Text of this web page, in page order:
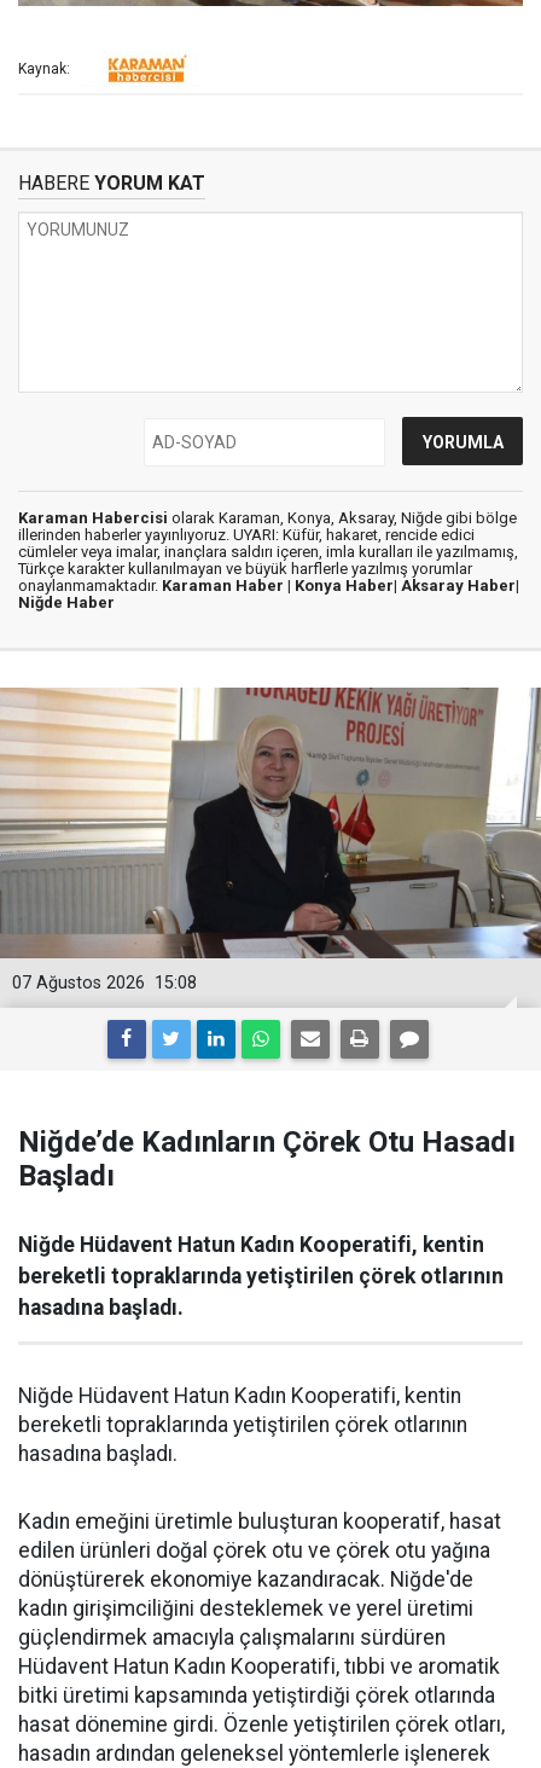
Kaynak:
HABERE YORUM KAT
Karaman Habercisi olarak Karaman, Konya, Aksaray, Niğde gibi bölge
illerinden haberler yayınlıyoruz. UYARI: Küfür, hakaret, rencide edici
cümleler veya imalar, inançlara saldırı içeren, imla kuralları ile yazılmamış,
Türkçe karakter kullanılmayan ve büyük harflerle yazılmış yorumlar
onaylanmamaktadır. Karaman Haber | Konya Haber| Aksaray Haber|
Niğde Haber
15:08
07 Ağustos 2026
Niğde’de Kadınların Çörek Otu Hasadı
Başladı
Niğde Hüdavent Hatun Kadın Kooperatifi, kentin
bereketli topraklarında yetiştirilen çörek otlarının
hasadına başladı.
Niğde Hüdavent Hatun Kadın Kooperatifi, kentin
bereketli topraklarında yetiştirilen çörek otlarının
hasadına başladı.
Kadın emeğini üretimle buluşturan kooperatif, hasat
edilen ürünleri doğal çörek otu ve çörek otu yağına
dönüştürerek ekonomiye kazandıracak. Niğde'de
kadın girişimciliğini desteklemek ve yerel üretimi
güçlendirmek amacıyla çalışmalarını sürdüren
Hüdavent Hatun Kadın Kooperatifi, tıbbi ve aromatik
bitki üretimi kapsamında yetiştirdiği çörek otlarında
hasat dönemine girdi. Özenle yetiştirilen çörek otları,
hasadın ardından geleneksel yöntemlerle işlenerek